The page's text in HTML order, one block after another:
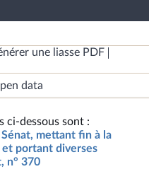
une liasse PDF
data
ci-dessous sont :
mettant fin à la
portant diverses
n° 370